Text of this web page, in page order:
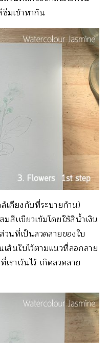
มเข้าหากัน
เคียงกับที่ระบายก้าน)
สีเเขียวเข้มโดยใช้สีน้ำเงิน
วนที่เป็นลวดลายของใบ
ส้นใบไว้ตามแนวที่ลอกลาย
ราเว้นไว้ เกิดลวดลาย